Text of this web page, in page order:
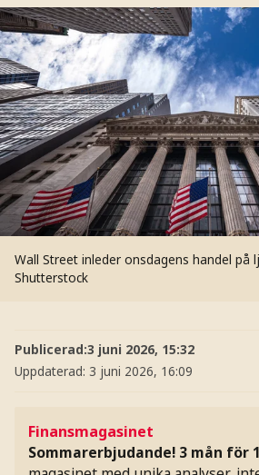
Wall Street inleder onsdagens handel på
Shutterstock
Publicerad:3 juni 2026, 15:32
Uppdaterad: 3 juni 2026, 16:09
Finansmagasinet
Sommarerbjudande! 3 mån för